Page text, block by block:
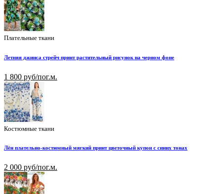
Плательные ткани
Летняя джинса стрейч принт растительный рисунок на черном фоне
1 800 руб/пог.м.
Костюмные ткани
Лён плательно-костюмный мягкий принт цветочный купон с синих тонах
2 000 руб/пог.м.